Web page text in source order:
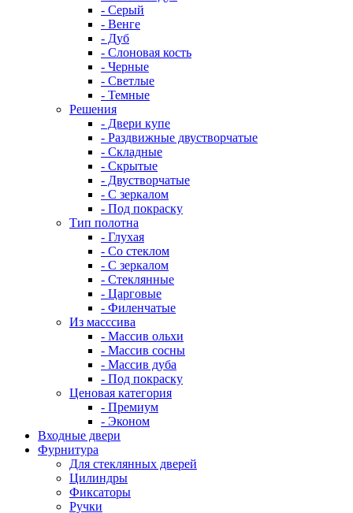
- Серый
- Венге
- Дуб
- Слоновая кость
- Черные
- Светлые
- Темные
Решения
- Двери купе
- Раздвижные двустворчатые
- Складные
- Скрытые
- Двустворчатые
- С зеркалом
- Под покраску
Тип полотна
- Глухая
- Со стеклом
- С зеркалом
- Стеклянные
- Царговые
- Филенчатые
Из масссива
- Массив ольхи
- Массив сосны
- Массив дуба
- Под покраску
Ценовая категория
- Премиум
- Эконом
Входные двери
Фурнитура
Для стеклянных дверей
Цилиндры
Фиксаторы
Ручки